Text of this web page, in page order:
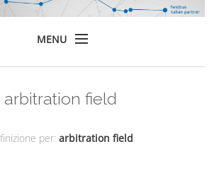
MENU
arbitration field
per: arbitration field